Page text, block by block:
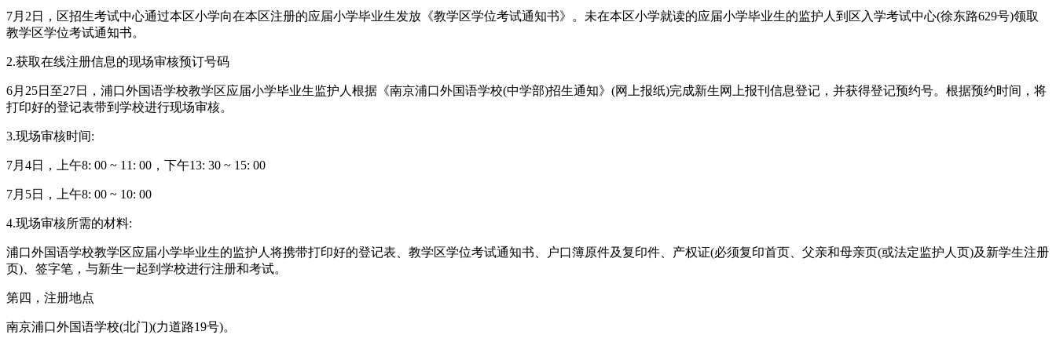
7月2日，区招生考试中心通过本区小学向在本区注册的应届小学毕业生发放《教学区学位考试通知书》。未在本区小学就读的应届小学毕业生的监护人到区入学考试中心(徐东路629号)领取
教学区学位考试通知书。
2.获取在线注册信息的现场审核预订号码
6月25日至27日，浦口外国语学校教学区应届小学毕业生监护人根据《南京浦口外国语学校(中学部)招生通知》(网上报纸)完成新生网上报刊信息登记，并获得登记预约号。根据预约时间，将
打印好的登记表带到学校进行现场审核。
3.现场审核时间:
7月4日，上午8: 00 ~ 11: 00，下午13: 30 ~ 15: 00
7月5日，上午8: 00 ~ 10: 00
4.现场审核所需的材料:
浦口外国语学校教学区应届小学毕业生的监护人将携带打印好的登记表、教学区学位考试通知书、户口簿原件及复印件、产权证(必须复印首页、父亲和母亲页(或法定监护人页)及新学生注册
页)、签字笔，与新生一起到学校进行注册和考试。
第四，注册地点
南京浦口外国语学校(北门)(力道路19号)。